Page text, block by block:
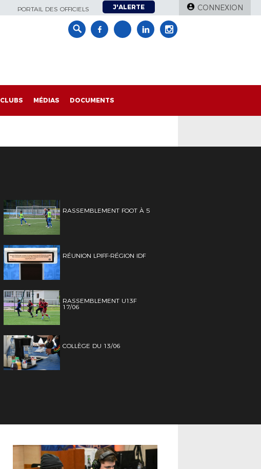
PORTAIL DES OFFICIELS J'ALERTE CONNEXION
CLUBS MÉDIAS DOCUMENTS
RASSEMBLEMENT FOOT À 5
RÉUNION LPIFF-RÉGION IDF
RASSEMBLEMENT U13F
17/06
COLLÈGE DU 13/06